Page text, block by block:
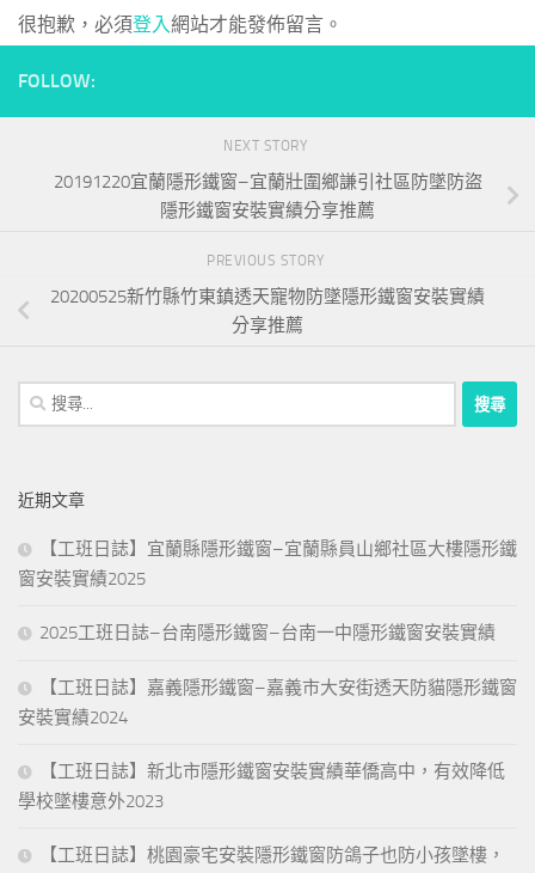
很抱歉，必須登入網站才能發佈留言。
FOLLOW:
NEXT STORY
20191220宜蘭隱形鐵窗–宜蘭壯圍鄉謙引社區防墜防盜
隱形鐵窗安裝實績分享推薦
PREVIOUS STORY
20200525新竹縣竹東鎮透天寵物防墜隱形鐵窗安裝實績
分享推薦
搜
尋
字:
近期文章
【工班日誌】宜蘭縣隱形鐵窗–宜蘭縣員山鄉社區大樓隱形鐵
窗安裝實績2025
2025工班日誌–台南隱形鐵窗–台南一中隱形鐵窗安裝實績
【工班日誌】嘉義隱形鐵窗–嘉義市大安街透天防貓隱形鐵窗
安裝實績2024
【工班日誌】新北市隱形鐵窗安裝實績華僑高中，有效降低
學校墜樓意外2023
【工班日誌】桃園豪宅安裝隱形鐵窗防鴿子也防小孩墜樓，